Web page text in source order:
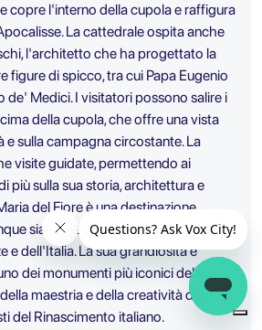
copre l'interno della cupola e raffigura
La cattedrale ospita anche
l'architetto che ha progettato la
figure di spicco, tra cui Papa Eugenio
de' Medici. I visitatori possono salire i
della cupola, che offre una vista
e sulla campagna circostante. La
visite guidate, permettendo ai
più sulla sua storia, architettura e
del Fiore è una destinazione
sia interessato alla storia, arte e
e dell'Italia. La sua grandiosità e
dei monumenti più iconici della città
maestria e della creatività degli
del Rinascimento italiano.